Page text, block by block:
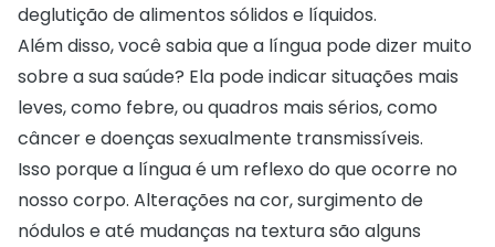
deglutição de alimentos sólidos e líquidos.
Além disso, você sabia que a língua pode dizer muito
sobre a sua saúde? Ela pode indicar situações mais
leves, como febre, ou quadros mais sérios, como
câncer e doenças sexualmente transmissíveis.
Isso porque a língua é um reflexo do que ocorre no
nosso corpo. Alterações na cor, surgimento de
nódulos e até mudanças na textura são alguns